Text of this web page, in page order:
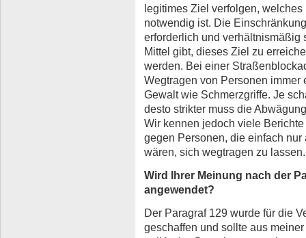
legitimes Ziel verfolgen,
notwendig ist. Die
erforderlich und verhältnismäßig
Mittel gibt, dieses Ziel zu
werden. Bei einer
Wegtragen von Personen
Gewalt wie Schmerzgriffe. Je
desto strikter muss die
Wir kennen jedoch viele
gegen Personen, die einfach
wären, sich wegtragen zu lassen.
Wird Ihrer Meinung nach der
angewendet?
Der Paragraf 129 wurde für die
geschaffen und sollte aus